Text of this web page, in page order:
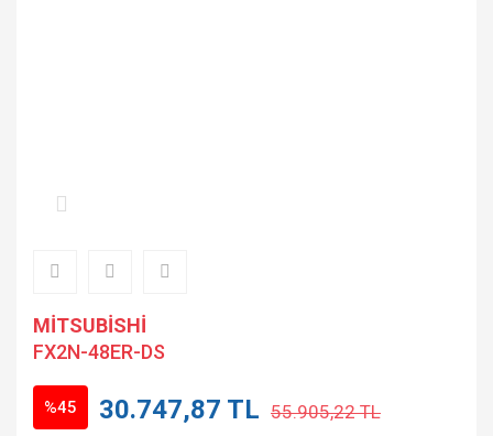
MİTSUBİSHİ
FX2N-48ER-DS
%45 30.747,87 TL 55.905,22 TL